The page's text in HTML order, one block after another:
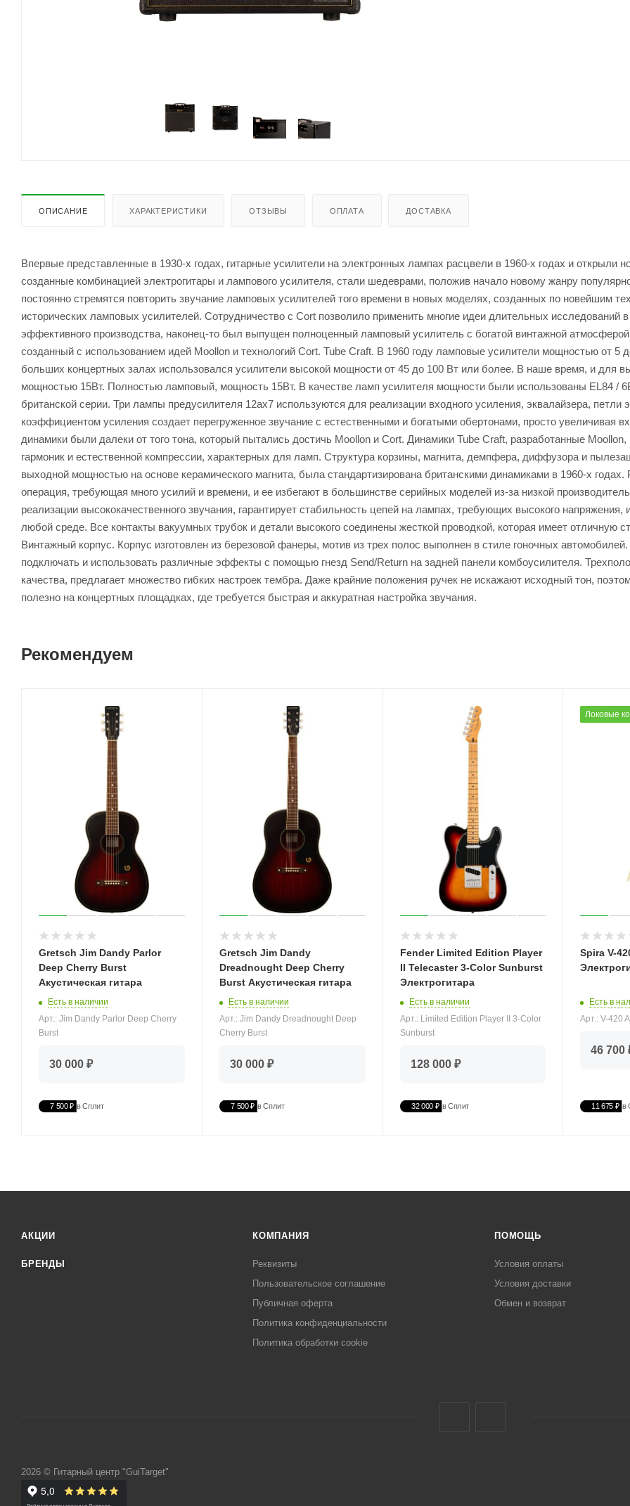
ОПИСАНИЕ ХАРАКТЕРИСТИКИ ОТЗЫВЫ ОПЛАТА ДОСТАВКА
Впервые представленные в 1930-х годах, гитарные усилители на электронных лампах расцвели в 1960-х годах и открыли
созданные комбинацией электрогитары и лампового усилителя, стали шедеврами, положив начало новому жанру
постоянно стремятся повторить звучание ламповых усилителей того времени в новых моделях, созданных по новейшим
исторических ламповых усилителей. Сотрудничество с Cort позволило применить многие идеи длительных
эффективного производства, наконец-то был выпущен полноценный ламповый усилитель с богатой винтажной
созданный с использованием идей Moollon и технологий Cort. Tube Craft. В 1960 году ламповые усилители мощностью от
больших концертных залах использовался усилители высокой мощности от 45 до 100 Вт или более. В наше время, и для
мощностью 15Вт. Полностью ламповый, мощность 15Вт. В качестве ламп усилителя мощности были использованы EL84 /
британской серии. Три лампы предусилителя 12ax7 используются для реализации входного усиления, эквалайзера,
коэффициентом усиления создает перегруженное звучание с естественными и богатыми обертонами, просто
динамики были далеки от того тона, который пытались достичь Moollon и Cort. Динамики Tube Craft, разработанные
гармоник и естественной компрессии, характерных для ламп. Структура корзины, магнита, демпфера, диффузора и
выходной мощностью на основе керамического магнита, была стандартизирована британскими динамиками в 1960-х
операция, требующая много усилий и времени, и ее избегают в большинстве серийных моделей из-за низкой
реализации высококачественного звучания, гарантирует стабильность цепей на лампах, требующих высокого
любой среде. Все контакты вакуумных трубок и детали высокого соединены жесткой проводкой, которая имеет отличную
Винтажный корпус. Корпус изготовлен из березовой фанеры, мотив из трех полос выполнен в стиле гоночных
подключать и использовать различные эффекты с помощью гнезд Send/Return на задней панели комбоусилителя.
качества, предлагает множество гибких настроек тембра. Даже крайние положения ручек не искажают исходный тон,
полезно на концертных площадках, где требуется быстрая и аккуратная настройка звучания.
Рекомендуем
Gretsch Jim Dandy Parlor
Deep Cherry Burst
Акустическая гитара
Есть в наличии
Арт.: Jim Dandy Parlor Deep Cherry
Burst
30 000 ₽
7 500 ₽ в Сплит
Gretsch Jim Dandy
Dreadnought Deep Cherry
Burst Акустическая гитара
Есть в наличии
Арт.: Jim Dandy Dreadnought Deep
Cherry Burst
30 000 ₽
7 500 ₽ в Сплит
Fender Limited Edition Player
II Telecaster 3-Color Sunburst
Электрогитара
Есть в наличии
Арт.: Limited Edition Player II 3-Color
Sunburst
128 000 ₽
32 000 ₽ в Сплит
Локовые
Spira V-
Есть в
Арт.: V-420
46 700
11 675 ₽ в
АКЦИИ
БРЕНДЫ
КОМПАНИЯ
Реквизиты
Пользовательское соглашение
Публичная оферта
Политика конфиденциальности
Политика обработки cookie
ПОМОЩЬ
Условия оплаты
Условия доставки
Обмен и возврат
2026 © Гитарный центр "GuiTarget"